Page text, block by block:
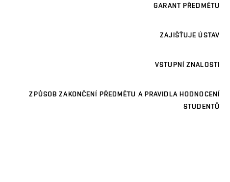
GARANT PŘEDMĚTU
ZAJIŠŤUJE ÚSTAV
VSTUPNÍ ZNALOSTI
ZPŮSOB ZAKONČENÍ PŘEDMĚTU A PRAVIDLA HODNOCENÍ
STUDENTŮ